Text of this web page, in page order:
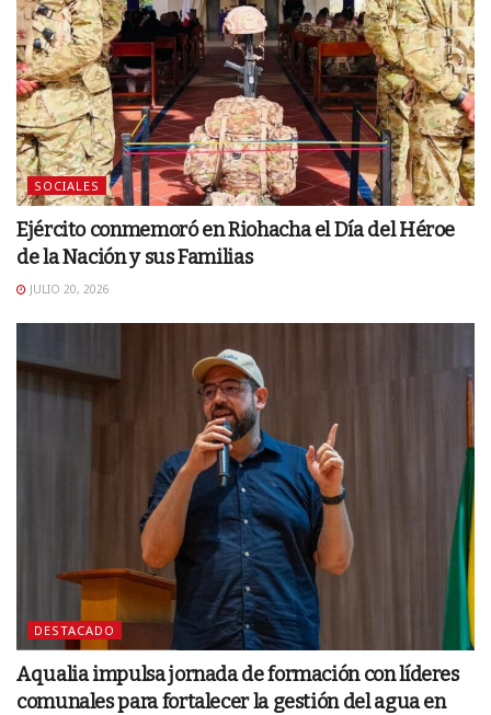
SOCIALES
Ejército conmemoró en Riohacha el Día del Héroe
de la Nación y sus Familias
JULIO 20, 2026
DESTACADO
Aqualia impulsa jornada de formación con líderes
comunales para fortalecer la gestión del agua en